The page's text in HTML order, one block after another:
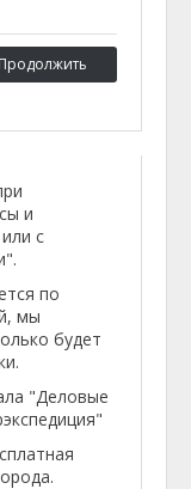
Продолжить
и
с
по
мы
будет
"Деловые